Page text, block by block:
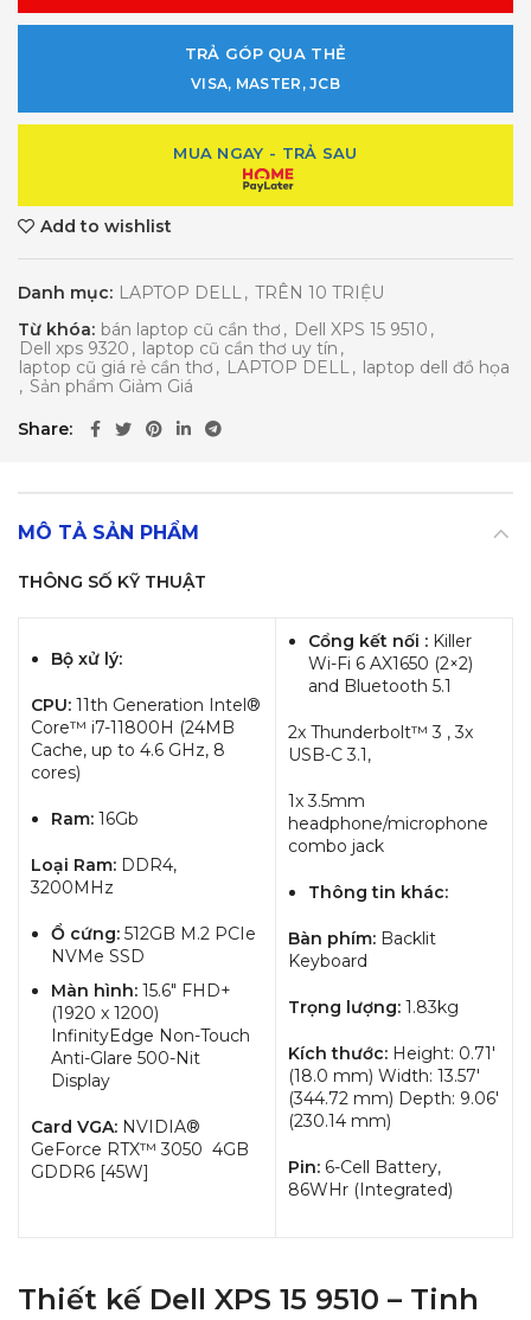
TRẢ GÓP QUA THẺ
VISA, MASTER, JCB
MUA NGAY - TRẢ SAU
Add to wishlist
Danh mục: LAPTOP DELL, TRÊN 10 TRIỆU
Từ khóa: bán laptop cũ cần thơ , Dell XPS 15 9510 ,
Dell xps 9320 , laptop cũ cần thơ uy tín ,
laptop cũ giá rẻ cần thơ , LAPTOP DELL, laptop dell đồ họa
, Sản phẩm Giảm Giá
Share
MÔ TẢ SẢN PHẨM
THÔNG SỐ KỸ THUẬT
Bộ xử lý:
CPU: 11th Generation Intel®
Core™ i7-11800H (24MB
Cache, up to 4.6 GHz, 8
cores)
Ram: 16Gb
Loại Ram: DDR4,
3200MHz
Ổ cứng: 512GB M.2 PCIe
NVMe SSD
Màn hình: 15.6″ FHD+
(1920 x 1200)
InfinityEdge Non-Touch
Anti-Glare 500-Nit
Display
Card VGA: NVIDIA®
GeForce RTX™ 3050 4GB
GDDR6 [45W]
Cổng kết nối : Killer
Wi-Fi 6 AX1650 (2×2)
and Bluetooth 5.1
2x Thunderbolt™ 3 , 3x
USB-C 3.1,
1x 3.5mm
headphone/microphone
combo jack
Thông tin khác:
Bàn phím: Backlit
Keyboard
Trọng lượng: 1.83kg
Kích thước: Height: 0.71′
(18.0 mm) Width: 13.57′
(344.72 mm) Depth: 9.06′
(230.14 mm)
Pin: 6-Cell Battery,
86WHr (Integrated)
Thiết kế Dell XPS 15 9510 – Tinh